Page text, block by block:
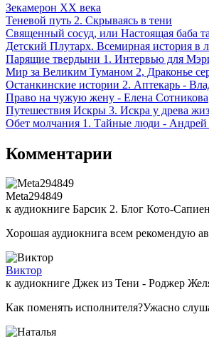
Зекамерон XX века
Теневой путь 2. Скрываясь в тени
Священный сосуд, или Настоящая баба
Детский Плутарх. Всемирная история в
Парящие твердыни 1. Интервью для
Мир за Великим Туманом 2, Драконье
Останкинские истории 2. Аптекарь -
Право на чужую жену - Елена Сотникова
Путешествия Искры 3. Искра у древа
Обет молчания 1. Тайные люди -
Комментарии
Meta294849
к аудиокниге Барсик 2. Блог Кото-
Хорошая аудиокнига всем рекомендую
Виктор
к аудиокниге Джек из Тени - Роджер
Как поменять исполнителя?Ужасно